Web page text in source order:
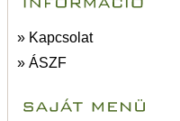
» Kapcsolat
» ÁSZF